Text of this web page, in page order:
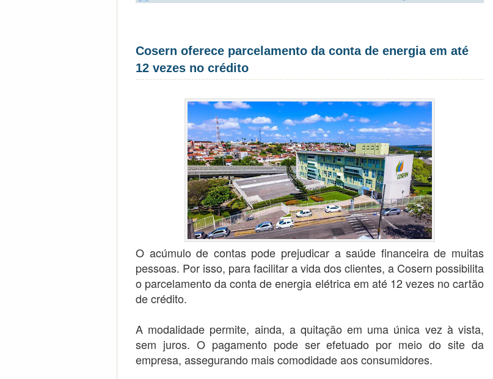
Cosern oferece parcelamento da conta de energia em até
12 vezes no crédito
O acúmulo de contas pode prejudicar a saúde financeira de muitas
pessoas. Por isso, para facilitar a vida dos clientes, a Cosern possibilita
o parcelamento da conta de energia elétrica em até 12 vezes no cartão
de crédito.
A modalidade permite, ainda, a quitação em uma única vez à vista,
sem juros. O pagamento pode ser efetuado por meio do site da
empresa, assegurando mais comodidade aos consumidores.